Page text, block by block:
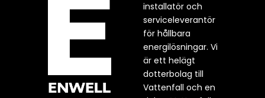
installatör och
serviceleverantör
för hållbara
energilösningar. Vi
är ett helägt
dotterbolag till
Vattenfall och en